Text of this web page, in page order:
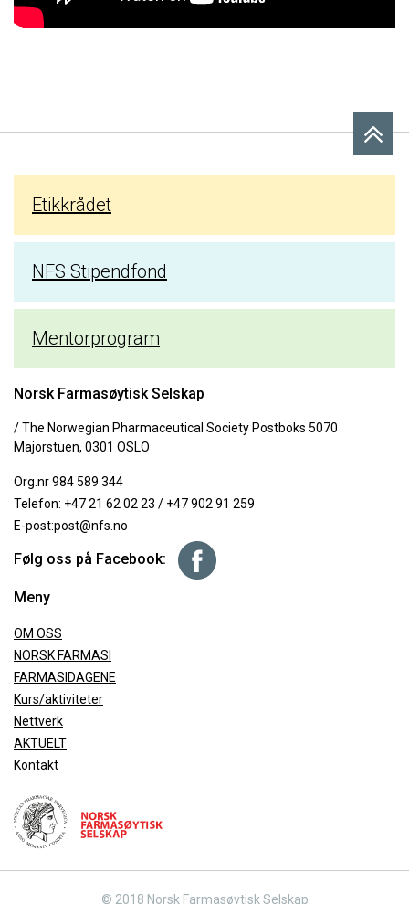
Etikkrådet
NFS Stipendfond
Mentorprogram
Norsk Farmasøytisk Selskap
/ The Norwegian Pharmaceutical Society Postboks 5070
Majorstuen, 0301 OSLO
Org.nr 984 589 344
Telefon: +47 21 62 02 23 / +47 902 91 259
E-post:post@nfs.no
Følg oss på Facebook:
Meny
OM OSS
NORSK FARMASI
FARMASIDAGENE
Kurs/aktiviteter
Nettverk
AKTUELT
Kontakt
© 2018 Norsk Farmasøytisk Selskap